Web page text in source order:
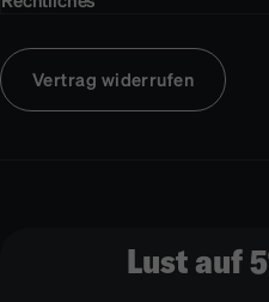
Vertrag widerrufen
Lust auf